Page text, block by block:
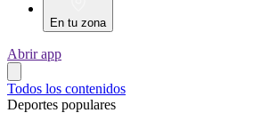
En tu zona
Abrir app
Todos los contenidos
Deportes populares